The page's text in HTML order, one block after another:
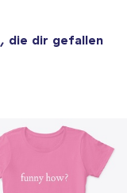
, die dir gefallen